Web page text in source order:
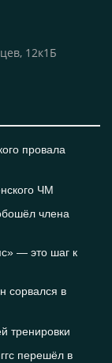
12к1Б
провала
ЧМ
члена
— это шаг к
сорвался в
тренировки
перешёл в